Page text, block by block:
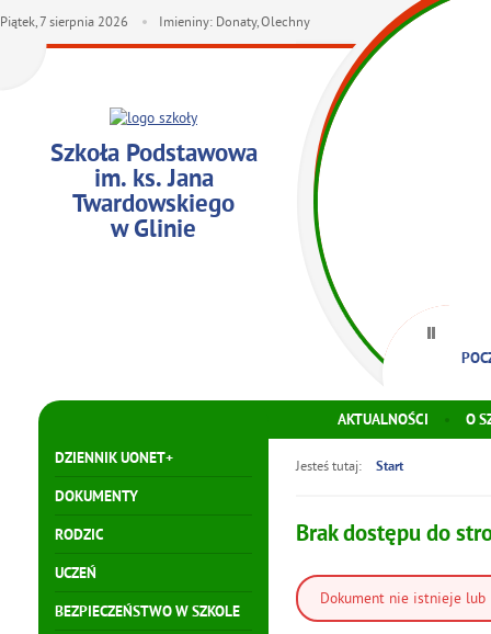
Szkoła Podstawowa
im. ks. Jana
Twardowskiego
w Glinie
Piątek, 7 sierpnia 2026 Imieniny: Donaty, Olechny
AKTUALNOŚCI O
DZIENNIK UONET+
DOKUMENTY
RODZIC
UCZEŃ
BEZPIECZEŃSTWO W SZKOLE
Jesteś tutaj: Start
Brak dostępu do
Dokument nie istnieje lub